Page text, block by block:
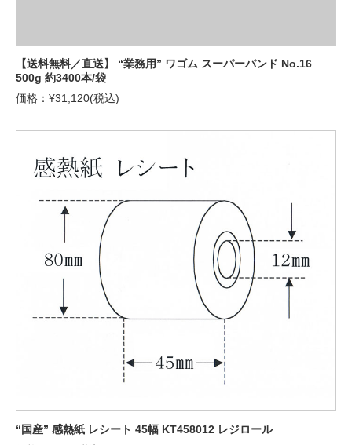
【送料無料／直送】 “業務用” ワゴム スーパーバンド No.16
500g 約3400本/袋
価格：¥31,120(税込)
“国産” 感熱紙 レシート 45幅 KT458012 レジロール